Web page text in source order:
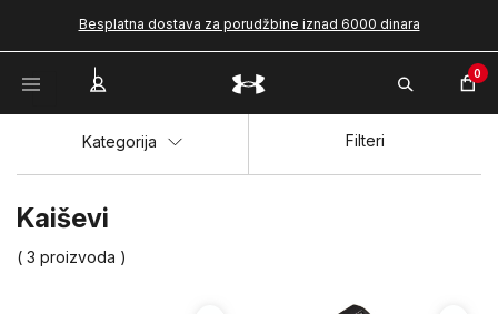
Besplatna dostava za porudžbine iznad 6000 dinara
0
Kaiševi
( 3 proizvoda )
Kategorija Filteri